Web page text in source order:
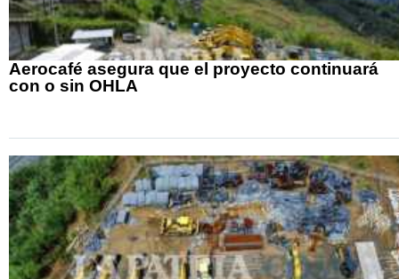
Aerocafé asegura que el proyecto continuará
con o sin OHLA